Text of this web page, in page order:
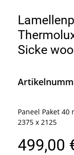
Sicke
Paneel Paket
2375 x 2125
499,00